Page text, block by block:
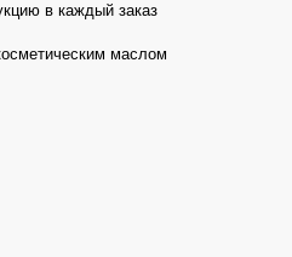
в каждый заказ
маслом